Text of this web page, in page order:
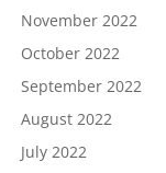
November 2022
October 2022
September 2022
August 2022
July 2022